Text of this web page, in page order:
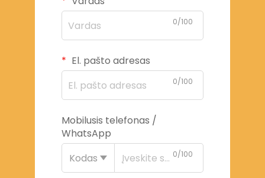
0/100
El. pašto adresas
0/100
Mobilusis telefonas /
WhatsApp
Kodas
0/100